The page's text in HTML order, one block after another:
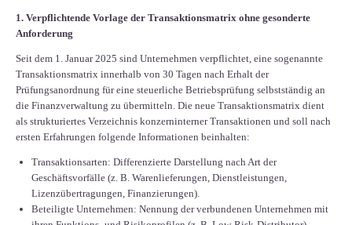
1. Verpflichtende Vorlage der Transaktionsmatrix ohne gesonderte
Anforderung
Seit dem 1. Januar 2025 sind Unternehmen verpflichtet, eine sogenannte
Transaktionsmatrix innerhalb von 30 Tagen nach Erhalt der
Prüfungsanordnung für eine steuerliche Betriebsprüfung selbstständig an
die Finanzverwaltung zu übermitteln. Die neue Transaktionsmatrix dient
als strukturiertes Verzeichnis konzerninterner Transaktionen und soll nach
ersten Erfahrungen folgende Informationen beinhalten:
Transaktionsarten: Differenzierte Darstellung nach Art der
Geschäftsvorfälle (z. B. Warenlieferungen, Dienstleistungen,
Lizenzübertragungen, Finanzierungen).
Beteiligte Unternehmen: Nennung der verbundenen Unternehmen mit